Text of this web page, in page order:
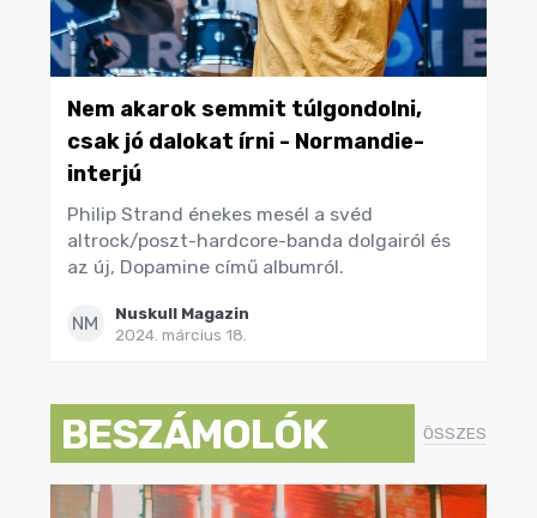
Nem akarok semmit túlgondolni,
csak jó dalokat írni - Normandie-
interjú
Philip Strand énekes mesél a svéd
altrock/poszt-hardcore-banda dolgairól és
az új, Dopamine című albumról.
NM
Nuskull Magazin
2024. március 18.
BESZÁMOLÓK ÖSSZES